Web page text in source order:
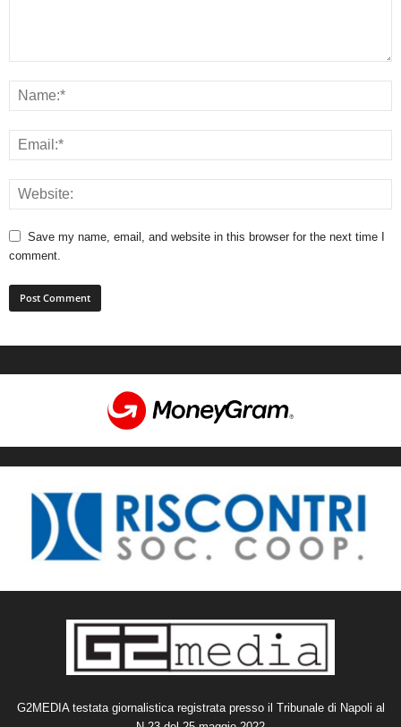
Save my name, email, and website in this browser for the next time I
comment.
G2MEDIA testata giornalistica registrata presso il Tribunale di Napoli al